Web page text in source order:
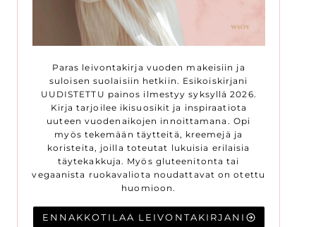
Paras leivontakirja vuoden makeisiin ja
suloisen suolaisiin hetkiin. Esikoiskirjani
UUDISTETTU painos ilmestyy syksyllä 2026.
Kirja tarjoilee ikisuosikit ja inspiraatiota
uuteen vuodenaikojen innoittamana. Opi
myös tekemään täytteitä, kreemejä ja
koristeita, joilla toteutat lukuisia erilaisia
täytekakkuja. Myös gluteenitonta tai
vegaanista ruokavaliota noudattavat on otettu
huomioon.
ENNAKKOTILAA LEIVONTAKIRJANI